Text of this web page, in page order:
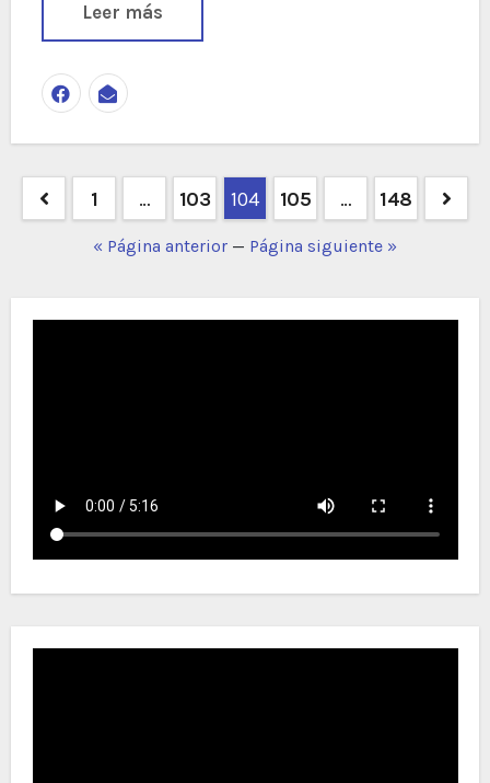
Leer más
Navegación
de
entradas
1 … 103 104 105 … 148
« Página anterior — Página siguiente »